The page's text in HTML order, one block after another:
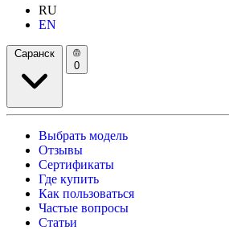
RU
EN
Саранск
0
Выбрать модель
Отзывы
Сертификаты
Где купить
Как пользоваться
Частые вопросы
Статьи